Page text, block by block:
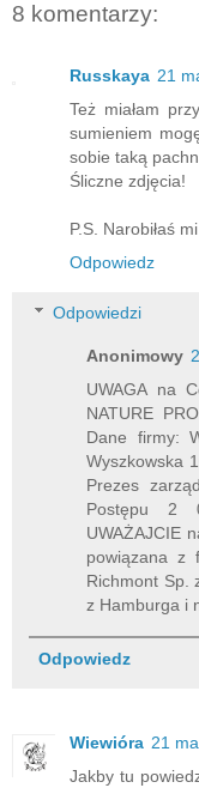
8 komentarzy:
Russkaya 21
Też miałam
sumieniem
sobie taką
Śliczne zdjęcia!
P.S. Narobiłaś
Odpowiedz
Odpowiedzi
Anonimowy
UWAGA na
NATURE
Dane firmy:
Wyszkowska
Prezes
Postępu 2
UWAŻAJCIE
powiązana z
Richmont Sp.
z Hamburga i
Odpowiedz
Wiewióra 21
Jakby tu